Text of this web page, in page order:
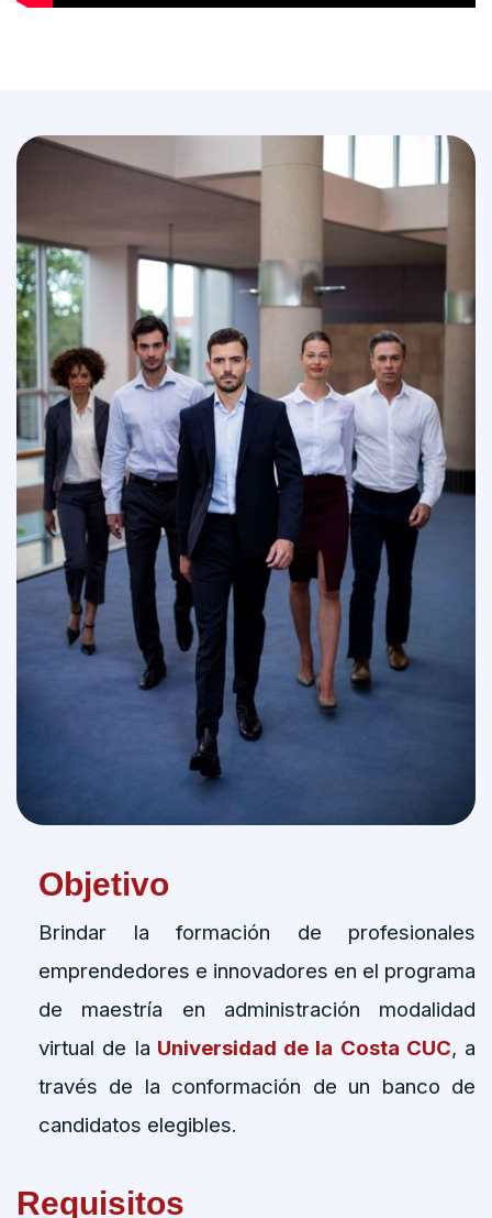
Objetivo
Brindar la formación de profesionales
emprendedores e innovadores en el programa
de maestría en administración modalidad
virtual de la Universidad de la Costa CUC, a
través de la conformación de un banco de
candidatos elegibles.
Requisitos